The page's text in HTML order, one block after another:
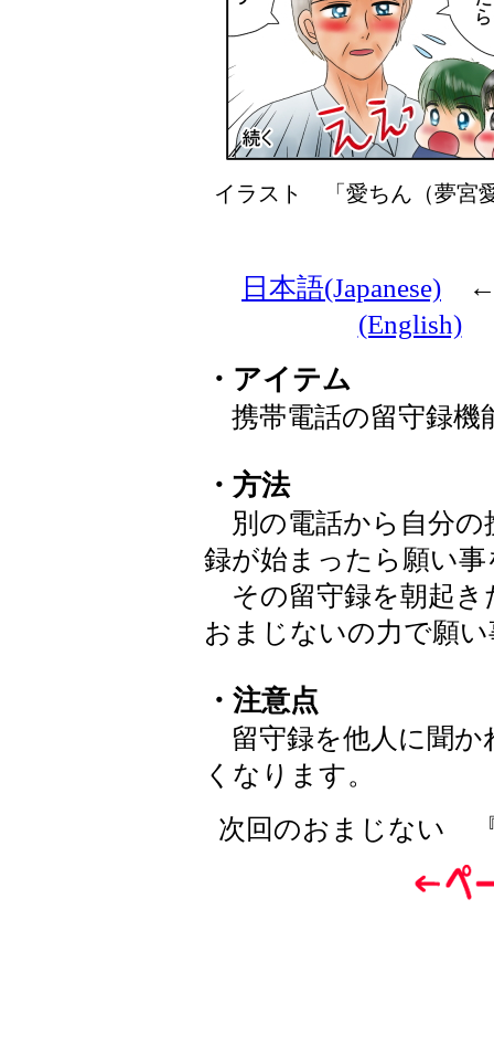
イラスト 「愛ちん（夢
日本語(Japanese)
(English)
・アイテム
携帯電話の留守録機
・方法
別の電話から自分の
録が始まったら願い
その留守録を朝起き
おまじないの力で願
・注意点
留守録を他人に聞か
くなります。
次回のおまじない